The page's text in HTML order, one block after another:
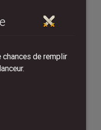
chances de remplir